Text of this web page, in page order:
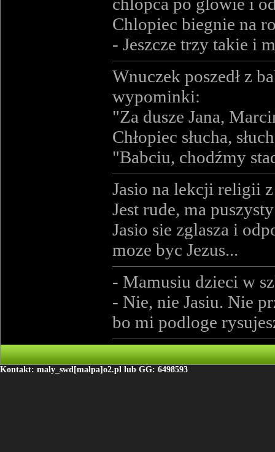
Chlopiec biegnie na
- Jeszcze trzy takie i
Wnuczek poszedł z
wypominki:
"Za dusze Jana,
Chłopiec słucha,
"Babciu, chodźmy
Jasio na lekcji religii
Jest rude, ma
Jasio sie zglasza i
moze byc Jezus...
- Mamusiu dzieci w
- Nie, nie Jasiu. Nie
bo mi podloge
Kontakt: maly_swd[małpa]o2.pl lub GG: 6498593